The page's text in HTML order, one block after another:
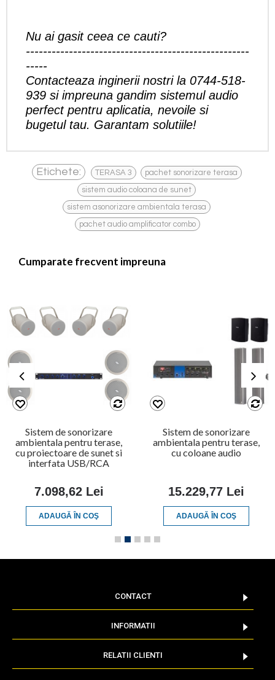
Nu ai gasit ceea ce cauti?
----------------------------------------------------
-----
Contacteaza inginerii nostri la 0744-518-
939 si impreuna gandim sistemul audio
perfect pentru aplicatia, nevoile si
bugetul tau. Garantam solutiile!
Etichete: TERASA 3 , pachet sonorizare terasa ,
sistem audio coloana de sunet
sistem asonorizare ambientala terasa
pachet audio amplificator combo
Cumparate frecvent impreuna
Sistem de sonorizare
ambientala pentru terase,
cu proiectoare de sunet si
interfata USB/RCA
7.098,62 Lei
ADAUGĂ ÎN COŞ
Sistem de sonorizare
ambientala pentru terase,
cu coloane audio
15.229,77 Lei
ADAUGĂ ÎN COŞ
CONTACT
INFORMATII
RELATII CLIENTI